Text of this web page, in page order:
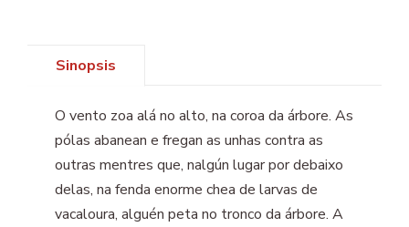
Sinopsis
O vento zoa alá no alto, na coroa da árbore. As
pólas abanean e fregan as unhas contra as
outras mentres que, nalgún lugar por debaixo
delas, na fenda enorme chea de larvas de
vacaloura, alguén peta no tronco da árbore. A